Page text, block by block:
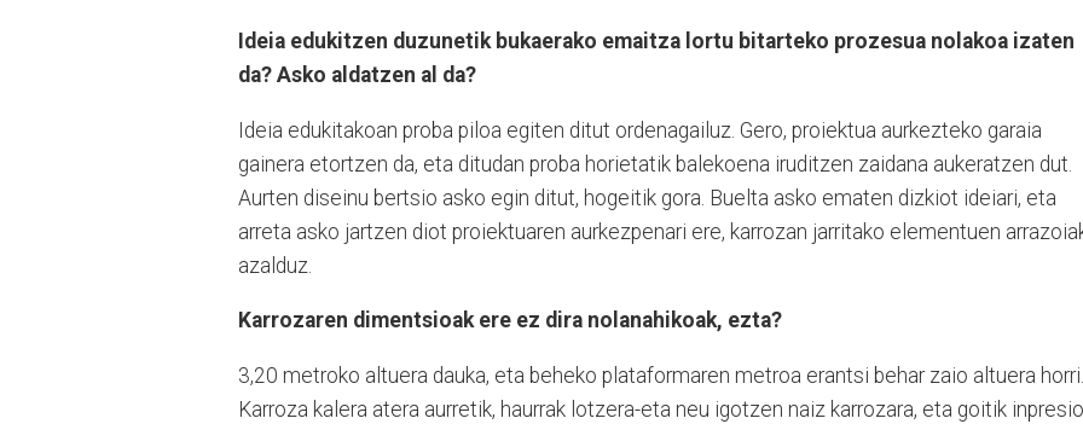
Ideia edukitzen duzunetik bukaerako emaitza lortu bitarteko prozesua nolakoa izaten
da? Asko aldatzen al da?
Ideia edukitakoan proba piloa egiten ditut ordenagailuz. Gero, proiektua aurkezteko garaia
gainera etortzen da, eta ditudan proba horietatik balekoena iruditzen zaidana aukeratzen dut.
Aurten diseinu bertsio asko egin ditut, hogeitik gora. Buelta asko ematen dizkiot ideiari, eta
arreta asko jartzen diot proiektuaren aurkezpenari ere, karrozan jarritako elementuen
azalduz.
Karrozaren dimentsioak ere ez dira nolanahikoak, ezta?
3,20 metroko altuera dauka, eta beheko plataformaren metroa erantsi behar zaio altuera horri.
Karroza kalera atera aurretik, haurrak lotzera-eta neu igotzen naiz karrozara, eta goitik